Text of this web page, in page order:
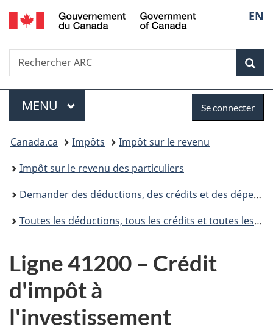
Passer
au
Passer
à
du
Passer
à
simplifiée
de
la
EN
Recherche
Rechercher
ARC
Menu
MENU PRINCIPAL
connecter
Se connecter
Vous
êtes
ici :
Canada.ca Impôts
Impôt sur le revenu
Impôt sur le revenu des particuliers
Demander des déductions, des crédits et des dépenses
Toutes les déductions, tous les crédits et toutes les dépenses
Ligne 41200 – Crédit
d'impôt à
l'investissement